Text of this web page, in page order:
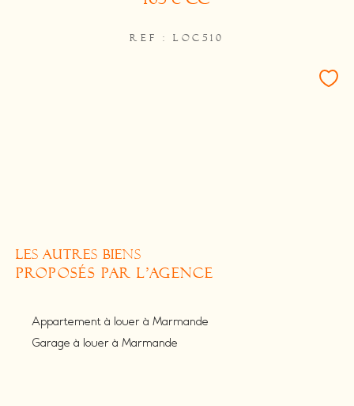
REF : LOC510
LES AUTRES BIENS
PROPOSÉS PAR L'AGENCE
Appartement à louer à Marmande
Garage à louer à Marmande